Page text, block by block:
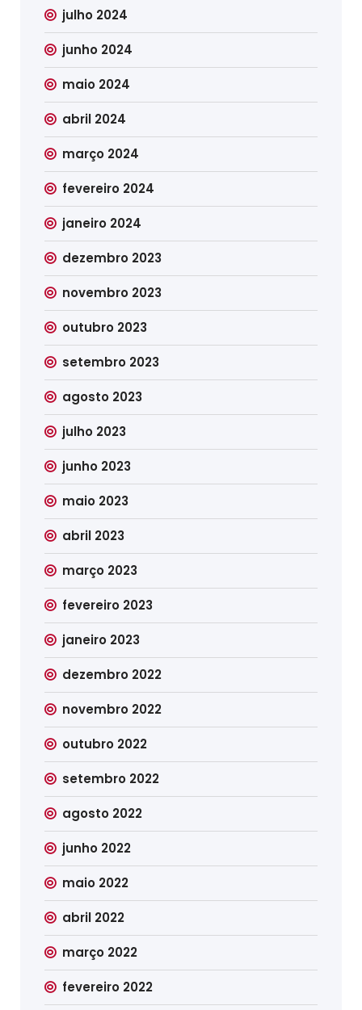
julho 2024
junho 2024
maio 2024
abril 2024
março 2024
fevereiro 2024
janeiro 2024
dezembro 2023
novembro 2023
outubro 2023
setembro 2023
agosto 2023
julho 2023
junho 2023
maio 2023
abril 2023
março 2023
fevereiro 2023
janeiro 2023
dezembro 2022
novembro 2022
outubro 2022
setembro 2022
agosto 2022
junho 2022
maio 2022
abril 2022
março 2022
fevereiro 2022